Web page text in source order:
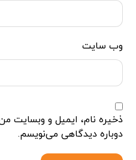
وب‌ سایت
ذخیره نام، ایمیل و وبسایت
دوباره دیدگاهی می‌نویسم.